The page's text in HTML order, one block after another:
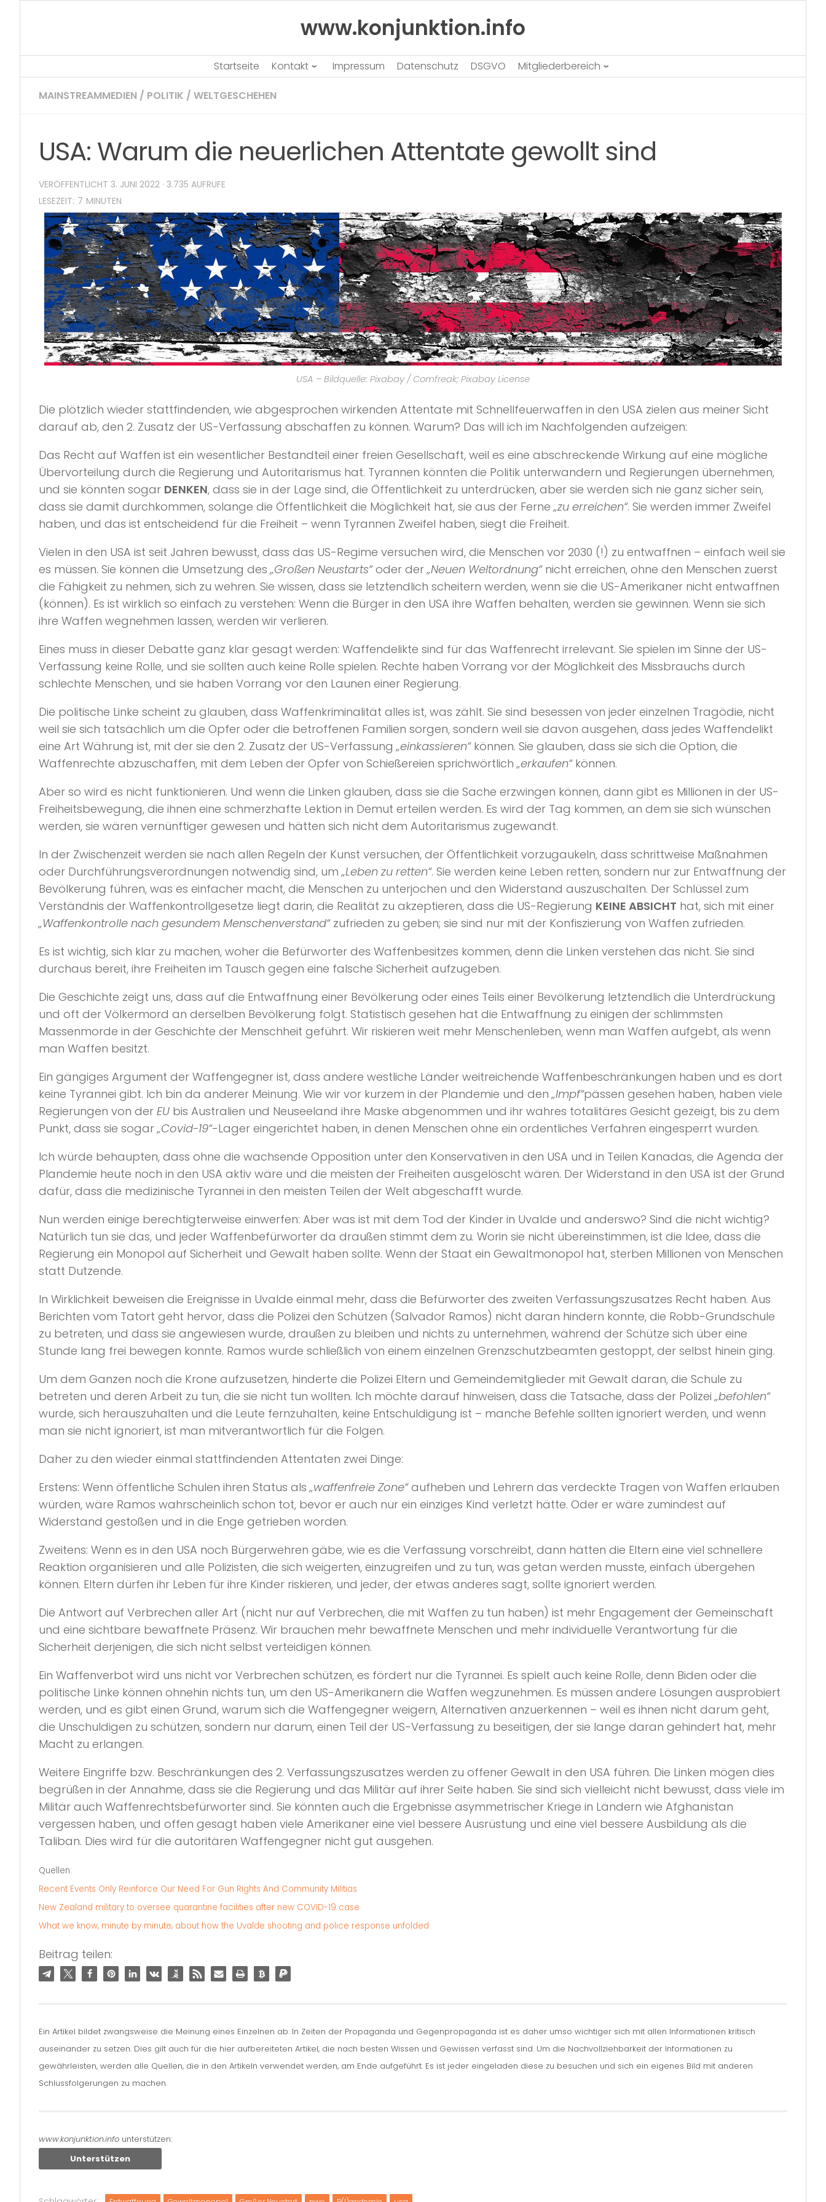
www.konjunktion.info
Startseite Kontakt Impressum Datenschutz DSGVO Mitgliederbereich
MAINSTREAMMEDIEN / POLITIK / WELTGESCHEHEN
USA: Warum die neuerlichen Attentate gewollt sind
VERÖFFENTLICHT 3. JUNI 2022 · 3.735 AUFRUFE
USA – Bildquelle: Pixabay / Comfreak; Pixabay License
Die plötzlich wieder stattfindenden, wie abgesprochen wirkenden Attentate mit Schnellfeuerwaffen in den USA zielen aus meiner Sicht
darauf ab, den 2. Zusatz der US-Verfassung abschaffen zu können. Warum? Das will ich im Nachfolgenden aufzeigen:
Das Recht auf Waffen ist ein wesentlicher Bestandteil einer freien Gesellschaft, weil es eine abschreckende Wirkung auf eine mögliche
Übervorteilung durch die Regierung und Autoritarismus hat. Tyrannen könnten die Politik unterwandern und Regierungen übernehmen,
und sie könnten sogar DENKEN, dass sie in der Lage sind, die Öffentlichkeit zu unterdrücken, aber sie werden sich nie ganz sicher sein,
dass sie damit durchkommen, solange die Öffentlichkeit die Möglichkeit hat, sie aus der Ferne „zu erreichen“. Sie werden immer Zweifel
haben, und das ist entscheidend für die Freiheit – wenn Tyrannen Zweifel haben, siegt die Freiheit.
Vielen in den USA ist seit Jahren bewusst, dass das US-Regime versuchen wird, die Menschen vor 2030 (!) zu entwaffnen – einfach weil sie
es müssen. Sie können die Umsetzung des„Großen Neustarts“oder der„Neuen Weltordnung“nicht erreichen, ohne den Menschen zuerst
die Fähigkeit zu nehmen, sich zu wehren. Sie wissen, dass sie letztendlich scheitern werden, wenn sie die US-Amerikaner nicht entwaffnen
(können). Es ist wirklich so einfach zu verstehen: Wenn die Bürger in den USA ihre Waffen behalten, werden sie gewinnen. Wenn sie sich
ihre Waffen wegnehmen lassen, werden wir verlieren.
Eines muss in dieser Debatte ganz klar gesagt werden: Waffendelikte sind für das Waffenrecht irrelevant. Sie spielen im Sinne der US-
Verfassung keine Rolle, und sie sollten auch keine Rolle spielen. Rechte haben Vorrang vor der Möglichkeit des Missbrauchs durch
schlechte Menschen, und sie haben Vorrang vor den Launen einer Regierung.
Die politische Linke scheint zu glauben, dass Waffenkriminalität alles ist, was zählt. Sie sind besessen von jeder einzelnen Tragödie, nicht
weil sie sich tatsächlich um die Opfer oder die betroffenen Familien sorgen, sondern weil sie davon ausgehen, dass jedes Waffendelikt
eine Art Währung ist, mit der sie den 2. Zusatz der US-Verfassung„einkassieren“können. Sie glauben, dass sie sich die Option, die
Waffenrechte abzuschaffen, mit dem Leben der Opfer von Schießereien sprichwörtlich„erkaufen“können.
Aber so wird es nicht funktionieren. Und wenn die Linken glauben, dass sie die Sache erzwingen können, dann gibt es Millionen in der US-
Freiheitsbewegung, die ihnen eine schmerzhafte Lektion in Demut erteilen werden. Es wird der Tag kommen, an dem sie sich wünschen
werden, sie wären vernünftiger gewesen und hätten sich nicht dem Autoritarismus zugewandt.
In der Zwischenzeit werden sie nach allen Regeln der Kunst versuchen, der Öffentlichkeit vorzugaukeln, dass schrittweise Maßnahmen
oder Durchführungsverordnungen notwendig sind, um„Leben zu retten“. Sie werden keine Leben retten, sondern nur zur Entwaffnung der
Bevölkerung führen, was es einfacher macht, die Menschen zu unterjochen und den Widerstand auszuschalten. Der Schlüssel zum
Verständnis der Waffenkontrollgesetze liegt darin, die Realität zu akzeptieren, dass die US-Regierung KEINE ABSICHT hat, sich mit einer
„Waffenkontrolle nach gesundem Menschenverstand“zufrieden zu geben; sie sind nur mit der Konfiszierung von Waffen zufrieden.
Es ist wichtig, sich klar zu machen, woher die Befürworter des Waffenbesitzes kommen, denn die Linken verstehen das nicht. Sie sind
durchaus bereit, ihre Freiheiten im Tausch gegen eine falsche Sicherheit aufzugeben.
Die Geschichte zeigt uns, dass auf die Entwaffnung einer Bevölkerung oder eines Teils einer Bevölkerung letztendlich die Unterdrückung
und oft der Völkermord an derselben Bevölkerung folgt. Statistisch gesehen hat die Entwaffnung zu einigen der schlimmsten
Massenmorde in der Geschichte der Menschheit geführt. Wir riskieren weit mehr Menschenleben, wenn man Waffen aufgebt, als wenn
man Waffen besitzt.
Ein gängiges Argument der Waffengegner ist, dass andere westliche Länder weitreichende Waffenbeschränkungen haben und es dort
keine Tyrannei gibt. Ich bin da anderer Meinung. Wie wir vor kurzem in der Plandemie und den„Impf“pässen gesehen haben, haben viele
Regierungen von der EU bis Australien und Neuseeland ihre Maske abgenommen und ihr wahres totalitäres Gesicht gezeigt, bis zu dem
Punkt, dass sie sogar„Covid-19“-Lager eingerichtet haben, in denen Menschen ohne ein ordentliches Verfahren eingesperrt wurden.
Ich würde behaupten, dass ohne die wachsende Opposition unter den Konservativen in den USA und in Teilen Kanadas, die Agenda der
Plandemie heute noch in den USA aktiv wäre und die meisten der Freiheiten ausgelöscht wären. Der Widerstand in den USA ist der Grund
dafür, dass die medizinische Tyrannei in den meisten Teilen der Welt abgeschafft wurde.
Nun werden einige berechtigterweise einwerfen: Aber was ist mit dem Tod der Kinder in Uvalde und anderswo? Sind die nicht wichtig?
Natürlich tun sie das, und jeder Waffenbefürworter da draußen stimmt dem zu. Worin sie nicht übereinstimmen, ist die Idee, dass die
Regierung ein Monopol auf Sicherheit und Gewalt haben sollte. Wenn der Staat ein Gewaltmonopol hat, sterben Millionen von Menschen
statt Dutzende.
In Wirklichkeit beweisen die Ereignisse in Uvalde einmal mehr, dass die Befürworter des zweiten Verfassungszusatzes Recht haben. Aus
Berichten vom Tatort geht hervor, dass die Polizei den Schützen (Salvador Ramos) nicht daran hindern konnte, die Robb-Grundschule
zu betreten, und dass sie angewiesen wurde, draußen zu bleiben und nichts zu unternehmen, während der Schütze sich über eine
Stunde lang frei bewegen konnte. Ramos wurde schließlich von einem einzelnen Grenzschutzbeamten gestoppt, der selbst hinein ging.
Um dem Ganzen noch die Krone aufzusetzen, hinderte die Polizei Eltern und Gemeindemitglieder mit Gewalt daran, die Schule zu
betreten und deren Arbeit zu tun, die sie nicht tun wollten. Ich möchte darauf hinweisen, dass die Tatsache, dass der Polizei „befohlen“
wurde, sich herauszuhalten und die Leute fernzuhalten, keine Entschuldigung ist – manche Befehle sollten ignoriert werden, und wenn
man sie nicht ignoriert, ist man mitverantwortlich für die Folgen.
Daher zu den wieder einmal stattfindenden Attentaten zwei Dinge:
Erstens: Wenn öffentliche Schulen ihren Status als„waffenfreie Zone“aufheben und Lehrern das verdeckte Tragen von Waffen erlauben
würden, wäre Ramos wahrscheinlich schon tot, bevor er auch nur ein einziges Kind verletzt hätte. Oder er wäre zumindest auf
Widerstand gestoßen und in die Enge getrieben worden.
Zweitens: Wenn es in den USA noch Bürgerwehren gäbe, wie es die Verfassung vorschreibt, dann hätten die Eltern eine viel schnellere
Reaktion organisieren und alle Polizisten, die sich weigerten, einzugreifen und zu tun, was getan werden musste, einfach übergehen
können. Eltern dürfen ihr Leben für ihre Kinder riskieren, und jeder, der etwas anderes sagt, sollte ignoriert werden.
Die Antwort auf Verbrechen aller Art (nicht nur auf Verbrechen, die mit Waffen zu tun haben) ist mehr Engagement der Gemeinschaft
und eine sichtbare bewaffnete Präsenz. Wir brauchen mehr bewaffnete Menschen und mehr individuelle Verantwortung für die
Sicherheit derjenigen, die sich nicht selbst verteidigen können.
Ein Waffenverbot wird uns nicht vor Verbrechen schützen, es fördert nur die Tyrannei. Es spielt auch keine Rolle, denn Biden oder die
politische Linke können ohnehin nichts tun, um den US-Amerikanern die Waffen wegzunehmen. Es müssen andere Lösungen ausprobiert
werden, und es gibt einen Grund, warum sich die Waffengegner weigern, Alternativen anzuerkennen – weil es ihnen nicht darum geht,
die Unschuldigen zu schützen, sondern nur darum, einen Teil der US-Verfassung zu beseitigen, der sie lange daran gehindert hat, mehr
Macht zu erlangen.
Weitere Eingriffe bzw. Beschränkungen des 2. Verfassungszusatzes werden zu offener Gewalt in den USA führen. Die Linken mögen dies
begrüßen in der Annahme, dass sie die Regierung und das Militär auf ihrer Seite haben. Sie sind sich vielleicht nicht bewusst, dass viele im
Militär auch Waffenrechtsbefürworter sind. Sie könnten auch die Ergebnisse asymmetrischer Kriege in Ländern wie Afghanistan
vergessen haben, und offen gesagt haben viele Amerikaner eine viel bessere Ausrüstung und eine viel bessere Ausbildung als die
Taliban. Dies wird für die autoritären Waffengegner nicht gut ausgehen.
Quellen:
Recent Events Only Reinforce Our Need For Gun Rights And Community Militias
New Zealand military to oversee quarantine facilities after new COVID-19 case
What we know, minute by minute, about how the Uvalde shooting and police response unfolded
Beitrag teilen:
Ein Artikel bildet zwangsweise die Meinung eines Einzelnen ab. In Zeiten der Propaganda und Gegenpropaganda ist es daher umso wichtiger sich mit allen Informationen kritisch
auseinander zu setzen. Dies gilt auch für die hier aufbereiteten Artikel, die nach besten Wissen und Gewissen verfasst sind. Um die Nachvollziehbarkeit der Informationen zu
gewährleisten, werden alle Quellen, die in den Artikeln verwendet werden, am Ende aufgeführt. Es ist jeder eingeladen diese zu besuchen und sich ein eigenes Bild mit anderen
Schlussfolgerungen zu machen.
www.konjunktion.info unterstützen:
Unterstützen